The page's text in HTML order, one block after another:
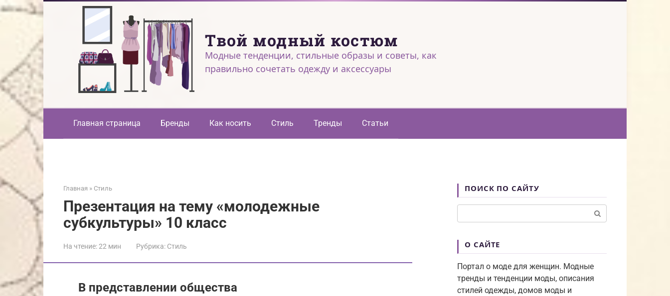
Перейти
Твой модный костюм
Модные тенденции, стильные образы и советы, как
правильно сочетать одежду и аксессуары
Главная страница Бренды Как носить Стиль Тренды Статьи
Главная » Стиль
Презентация на тему «молодежные
субкультуры» 10 класс
На чтение:22 мин Рубрика: Стиль
В представлении общества
ПОИСК ПО САЙТУ
О САЙТЕ
Портал о моде для женщин. Модные
тренды и тенденции моды, описания
стилей одежды, домов моды и